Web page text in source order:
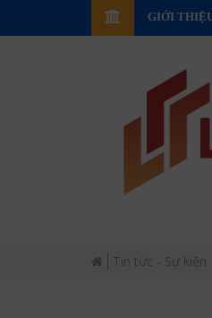
GIỚI
Tin tức - Sự kiện